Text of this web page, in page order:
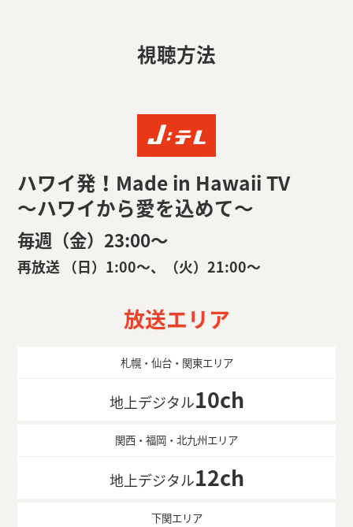
視聴方法
ハワイ発！Made in Hawaii TV
～ハワイから愛を込めて～
毎週（金）23:00〜
再放送 （日）1:00〜、（火）21:00〜
放送エリア
札幌・仙台・関東エリア
地上デジタル10ch
関西・福岡・北九州エリア
地上デジタル12ch
下関エリア